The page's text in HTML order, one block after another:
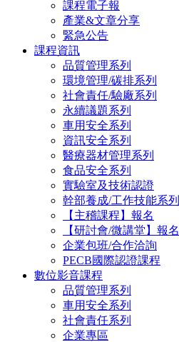
課程電子報
產業&文章分享
緊急公告
課程資訊
品質管理系列
環境管理/碳排系列
社會責任/驗廠系列
永續議題系列
車用安全系列
資訊安全系列
醫療器材管理系列
食品安全系列
實驗室及技術認證
幹部養成/工作技能系列
【主稽課程】報名
【研討會/微講堂】報名
企業包班/合作洽詢
PECB國際認證課程
數位影音課程
品質管理系列
車用安全系列
社會責任系列
企業專區